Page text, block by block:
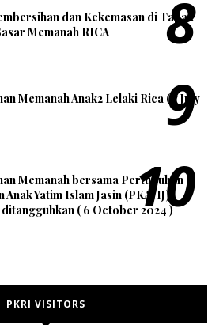
dan Kekemasan di Tapak
Memanah RICA
Memanah Anak2 Lelaki Rica ( 7 July
Memanah bersama Pertubuhan
Anak Yatim Islam Jasin (PKAYIJ)
( 6 October 2024 )
PKRI VISITORS